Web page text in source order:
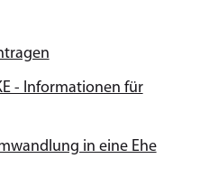
- Informationen für
in eine Ehe